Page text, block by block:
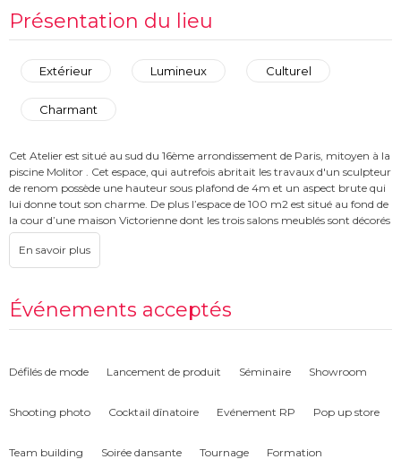
Présentation du lieu
Extérieur Lumineux Culturel
Charmant
Cet Atelier est situé au sud du 16ème arrondissement de Paris, mitoyen à la
piscine Molitor . Cet espace, qui autrefois abritait les travaux d'un sculpteur
de renom possède une hauteur sous plafond de 4m et un aspect brute qui
lui donne tout son charme. De plus l’espace de 100 m2 est situé au fond de
la cour d’une maison Victorienne dont les trois salons meublés sont décorés
par de nombreuses oeuvres d’art.
Événements acceptés
Défilés de mode Lancement de produit Séminaire Showroom
Shooting photo Cocktail dînatoire Evénement RP Pop up store
Team building Soirée dansante Tournage Formation